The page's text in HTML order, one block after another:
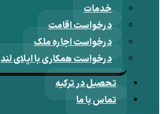
خدمات
درخواست اقامت
درخواست اجاره ملک
درخواست همکاری با اپلای لند
تحصیل در ترکیه
تماس با ما